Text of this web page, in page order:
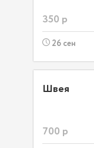
350 р
26 сен
Швея
700 р